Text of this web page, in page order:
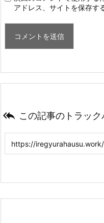
アドレス、サイトを保存する
 この記事のトラッ